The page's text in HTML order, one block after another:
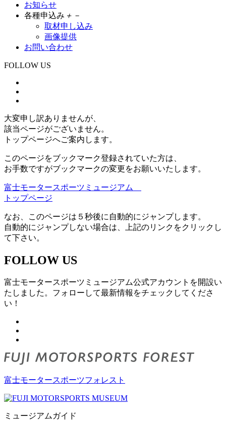
お知らせ
各種申込み ＋ －
取材申し込み
画像提供
お問い合わせ
FOLLOW US
大変申し訳ありませんが、
該当ページがございません。
トップページへご案内します。
このページをブックマーク登録されていた方は、
お手数ですがブックマークの変更をお願いいたします。
富士モータースポーツミュージアム
トップページ
なお、このページは５秒後に自動的にジャンプします。
自動的にジャンプしない場合は、上記のリンクをクリックし
て下さい。
FOLLOW US
富士モータースポーツミュージアム公式アカウントを開設い
たしました。フォローして最新情報をチェックしてくださ
い！
富士モータースポーツフォレスト
ミュージアムガイド